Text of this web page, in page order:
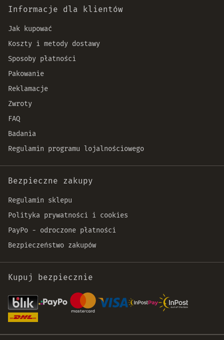
Informacje dla klientów
Jak kupować
Koszty i metody dostawy
Sposoby płatności
Pakowanie
Reklamacje
Zwroty
FAQ
Badania
Regulamin programu lojalnościowego
Bezpieczne zakupy
Regulamin sklepu
Polityka prywatności i cookies
PayPo - odroczone płatności
Bezpieczeństwo zakupów
Kupuj bezpiecznie